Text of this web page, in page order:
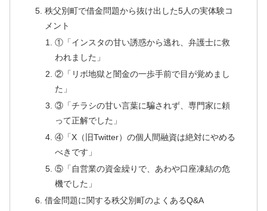
秩父別町で借金問題から抜け出した5人の実体験コ
メント
①「インスタの甘い誘惑から逃れ、弁護士に救
われました」
②「リボ地獄と闇金の一歩手前で目が覚めまし
た」
③「チラシの甘い言葉に騙されず、専門家に頼
って正解でした」
④「X（旧Twitter）の個人間融資は絶対にやめる
べきです」
⑤「自営業の資金繰りで、あわや口座凍結の危
機でした」
借金問題に関する秩父別町のよくあるQ&A